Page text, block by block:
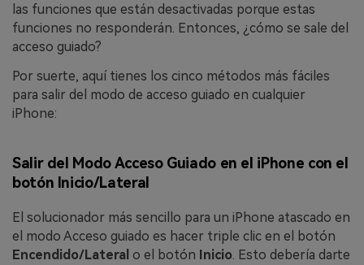
las funciones que están desactivadas porque estas
funciones no responderán. Entonces, ¿cómo se sale del
acceso guiado?
Por suerte, aquí tienes los cinco métodos más fáciles
para salir del modo de acceso guiado en cualquier
iPhone:
Salir del Modo Acceso Guiado en el iPhone con el
botón Inicio/Lateral
El solucionador más sencillo para un iPhone atascado en
el modo Acceso guiado es hacer triple clic en el botón
Encendido/Lateral o el botón Inicio. Esto debería darte